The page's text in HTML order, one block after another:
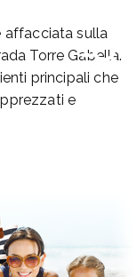
Palinuro
and more
affacciata sulla
Torre Gabella.
principali che
e